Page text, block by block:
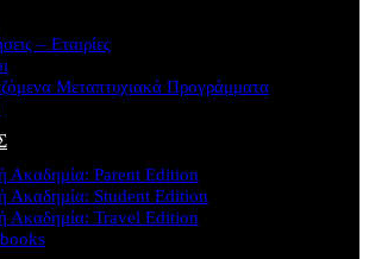
– Εταιρίες
Μεταπτυχιακά Προγράμματα
Ακαδημία: Parent Edition
Ακαδημία: Student Edition
Ακαδημία: Travel Edition